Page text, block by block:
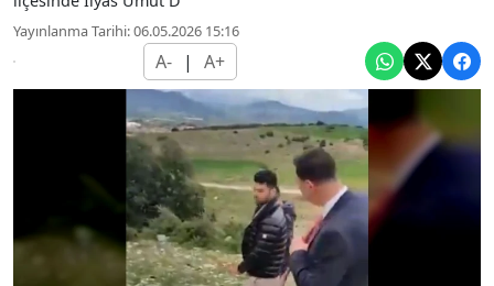
Yayınlanma Tarihi: 06.05.2026 15:16
A- | A+